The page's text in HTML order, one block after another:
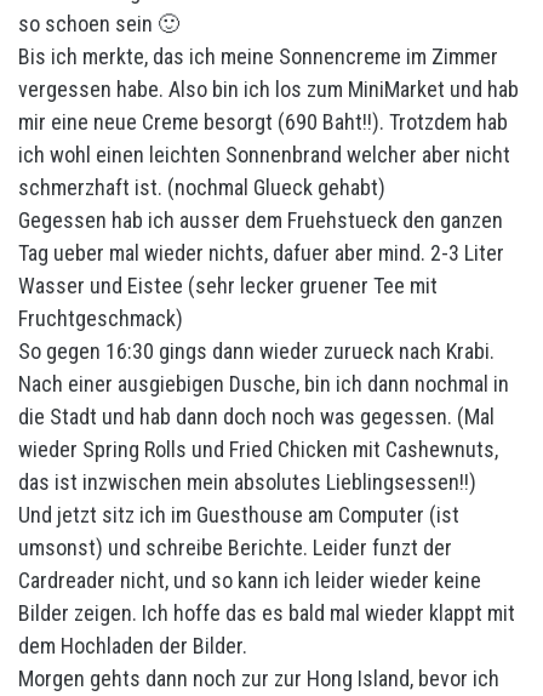
so schoen sein 🙂
Bis ich merkte, das ich meine Sonnencreme im Zimmer
vergessen habe. Also bin ich los zum MiniMarket und hab
mir eine neue Creme besorgt (690 Baht!!). Trotzdem hab
ich wohl einen leichten Sonnenbrand welcher aber nicht
schmerzhaft ist. (nochmal Glueck gehabt)
Gegessen hab ich ausser dem Fruehstueck den ganzen
Tag ueber mal wieder nichts, dafuer aber mind. 2-3 Liter
Wasser und Eistee (sehr lecker gruener Tee mit
Fruchtgeschmack)
So gegen 16:30 gings dann wieder zurueck nach Krabi.
Nach einer ausgiebigen Dusche, bin ich dann nochmal in
die Stadt und hab dann doch noch was gegessen. (Mal
wieder Spring Rolls und Fried Chicken mit Cashewnuts,
das ist inzwischen mein absolutes Lieblingsessen!!)
Und jetzt sitz ich im Guesthouse am Computer (ist
umsonst) und schreibe Berichte. Leider funzt der
Cardreader nicht, und so kann ich leider wieder keine
Bilder zeigen. Ich hoffe das es bald mal wieder klappt mit
dem Hochladen der Bilder.
Morgen gehts dann noch zur zur Hong Island, bevor ich